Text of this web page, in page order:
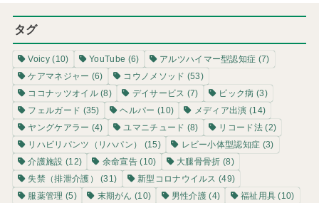
タグ
Voicy(10) YouTube (6) アルツハイマー型認知症 (7)
ケアマネジャー (6) コウノメソッド (53)
ココナッツオイル(8) デイサービス (7) ピック病 (3)
フェルガード (35) ヘルパー (10) メディア出演 (14)
ヤングケアラー (4) ユマニチュード (8) リコード法(2)
リハビリパンツ（リハパン）
(15) レビー小体型認知症 (3)
介護施設 (12) 余命宣告 (10) 大腿骨骨折 (8)
失禁（排泄介護）
(31) 新型コロナウイルス (49)
服薬管理 (5) 末期がん (10) 男性介護 (4) 福祉用具 (10)